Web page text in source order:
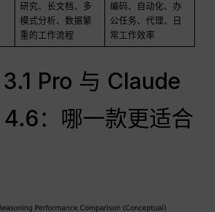
研究、长文档、多
模式分析、数据繁
重的工作流程
编码、自动化、办
公任务、代理、日
常工作效率
Pro 与 Claude
：哪一款更适合